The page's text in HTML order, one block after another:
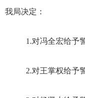
我局决定：
1.对冯全宏给予
2.对王掌权给予